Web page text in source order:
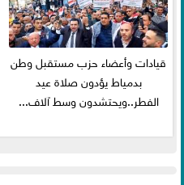
قيادات وأعضاء حزب مستقبل وطن
بدمياط يؤدون صلاة عيد
الفطر..ويحتشدون وسط آلاف...